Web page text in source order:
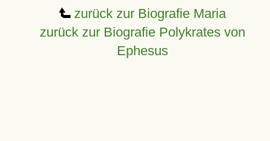
zurück zur Biografie Maria
zurück zur Biografie Polykrates von
Ephesus